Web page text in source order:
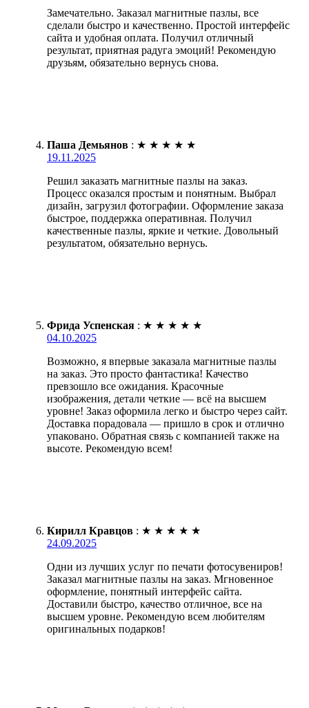
Замечательно. Заказал магнитные пазлы, все
сделали быстро и качественно. Простой интерфейс
сайта и удобная оплата. Получил отличный
результат, приятная радуга эмоций! Рекомендую
друзьям, обязательно вернусь снова.
Паша Демьянов : ★ ★ ★ ★ ★
19.11.2025
Решил заказать магнитные пазлы на заказ.
Процесс оказался простым и понятным. Выбрал
дизайн, загрузил фотографии. Оформление заказа
быстрое, поддержка оперативная. Получил
качественные пазлы, яркие и четкие. Довольный
результатом, обязательно вернусь.
Фрида Успенская : ★ ★ ★ ★ ★
04.10.2025
Возможно, я впервые заказала магнитные пазлы
на заказ. Это просто фантастика! Качество
превзошло все ожидания. Красочные
изображения, детали четкие — всё на высшем
уровне! Заказ оформила легко и быстро через сайт.
Доставка порадовала — пришло в срок и отлично
упаковано. Обратная связь с компанией также на
высоте. Рекомендую всем!
Кирилл Кравцов : ★ ★ ★ ★ ★
24.09.2025
Одни из лучших услуг по печати фотосувениров!
Заказал магнитные пазлы на заказ. Мгновенное
оформление, понятный интерфейс сайта.
Доставили быстро, качество отличное, все на
высшем уровне. Рекомендую всем любителям
оригинальных подарков!